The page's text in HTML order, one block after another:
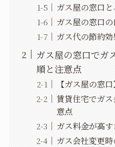
ガス屋の窓口
ガス屋の窓口
ガス代の節約
ガス屋の窓口でガ
順と注意点
【ガス屋の窓
賃貸住宅でガ
意点
ガス料金が高
ガス会社変更